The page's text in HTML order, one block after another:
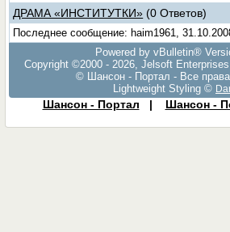
ДРАМА «ИНСТИТУТКИ» (0 Ответов)
Последнее сообщение: haim1961,
Powered by vBulletin®
Copyright ©2000 - 2026, Jelsoft
© Шансон - Портал - Все
Lightweight Styling ©
Шансон - Портал | Шансон -